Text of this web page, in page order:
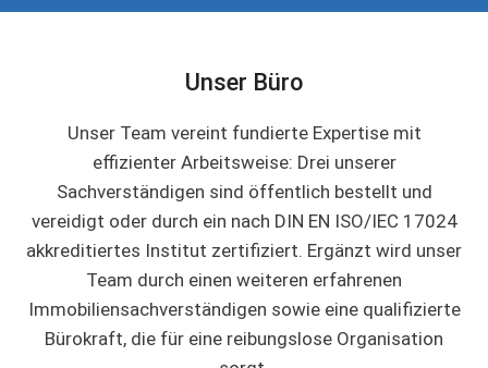
Unser Büro
Unser Team vereint fundierte Expertise mit
effizienter Arbeitsweise: Drei unserer
Sachverständigen sind öffentlich bestellt und
vereidigt oder durch ein nach DIN EN ISO/IEC 17024
akkreditiertes Institut zertifiziert. Ergänzt wird unser
Team durch einen weiteren erfahrenen
Immobiliensachverständigen sowie eine qualifizierte
Bürokraft, die für eine reibungslose Organisation